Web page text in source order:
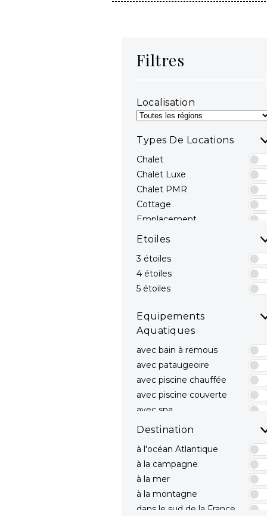
Filtres
Localisation
Types De Locations
Chalet
Chalet Luxe
Chalet PMR
Cottage
Emplacement
Emplacements avec
sanitaires privés
Hébergements Insolites
Mobil-home
Mobil-home avec spa
Mobil-home Luxe
Mobil-home PMR
Etoiles
3 étoiles
4 étoiles
5 étoiles
Equipements
Aquatiques
avec bain à remous
avec pataugeoire
avec piscine chauffée
avec piscine couverte
avec spa
avec toboggans
Destination
à l'océan Atlantique
à la campagne
à la mer
à la montagne
dans le sud de la France